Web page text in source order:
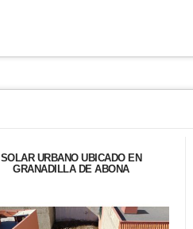
SOLAR URBANO UBICADO EN
GRANADILLA DE ABONA